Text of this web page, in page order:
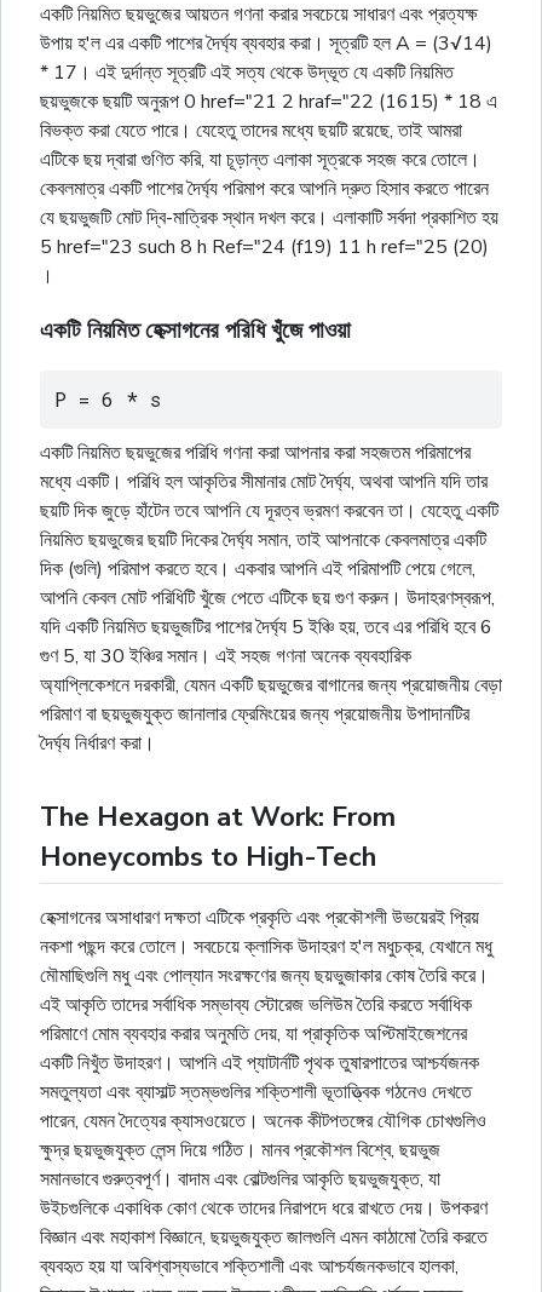
একটি নিয়মিত ছয়ভুজের আয়তন গণনা করার সবচেয়ে সাধারণ এবং প্রত্যক্ষ
উপায় হ'ল এর একটি পাশের দৈর্ঘ্য ব্যবহার করা। সূত্রটি হল A = (3√14)
* 17। এই দুর্দান্ত সূত্রটি এই সত্য থেকে উদ্ভূত যে একটি নিয়মিত
ছয়ভুজকে ছয়টি অনুরূপ 0 href="21 2 hraf="22 (1615) * 18 এ
বিভক্ত করা যেতে পারে। যেহেতু তাদের মধ্যে ছয়টি রয়েছে, তাই আমরা
এটিকে ছয় দ্বারা গুণিত করি, যা চূড়ান্ত এলাকা সূত্রকে সহজ করে তোলে।
কেবলমাত্র একটি পাশের দৈর্ঘ্য পরিমাপ করে আপনি দ্রুত হিসাব করতে পারেন
যে ছয়ভুজটি মোট দ্বি-মাত্রিক স্থান দখল করে। এলাকাটি সর্বদা প্রকাশিত হয়
5 href="23 such 8 h Ref="24 (f19) 11 h ref="25 (20)
।
একটি নিয়মিত হেক্সাগনের পরিধি খুঁজে পাওয়া
P = 6 * s
একটি নিয়মিত ছয়ভুজের পরিধি গণনা করা আপনার করা সহজতম পরিমাপের
মধ্যে একটি। পরিধি হল আকৃতির সীমানার মোট দৈর্ঘ্য, অথবা আপনি যদি তার
ছয়টি দিক জুড়ে হাঁটেন তবে আপনি যে দূরত্ব ভ্রমণ করবেন তা। যেহেতু একটি
নিয়মিত ছয়ভুজের ছয়টি দিকের দৈর্ঘ্য সমান, তাই আপনাকে কেবলমাত্র একটি
দিক (গুলি) পরিমাপ করতে হবে। একবার আপনি এই পরিমাপটি পেয়ে গেলে,
আপনি কেবল মোট পরিধিটি খুঁজে পেতে এটিকে ছয় গুণ করুন। উদাহরণস্বরূপ,
যদি একটি নিয়মিত ছয়ভুজটির পাশের দৈর্ঘ্য 5 ইঞ্চি হয়, তবে এর পরিধি হবে 6
গুণ 5, যা 30 ইঞ্চির সমান। এই সহজ গণনা অনেক ব্যবহারিক
অ্যাপ্লিকেশনে দরকারী, যেমন একটি ছয়ভুজের বাগানের জন্য প্রয়োজনীয় বেড়া
পরিমাণ বা ছয়ভুজযুক্ত জানালার ফ্রেমিংয়ের জন্য প্রয়োজনীয় উপাদানটির
দৈর্ঘ্য নির্ধারণ করা।
The Hexagon at Work: From
Honeycombs to High-Tech
হেক্সাগনের অসাধারণ দক্ষতা এটিকে প্রকৃতি এবং প্রকৌশলী উভয়েরই প্রিয়
নকশা পছন্দ করে তোলে। সবচেয়ে ক্লাসিক উদাহরণ হ'ল মধুচক্র, যেখানে মধু
মৌমাছিগুলি মধু এবং পোল্যান সংরক্ষণের জন্য ছয়ভুজাকার কোষ তৈরি করে।
এই আকৃতি তাদের সর্বাধিক সম্ভাব্য স্টোরেজ ভলিউম তৈরি করতে সর্বাধিক
পরিমাণে মোম ব্যবহার করার অনুমতি দেয়, যা প্রাকৃতিক অপ্টিমাইজেশনের
একটি নিখুঁত উদাহরণ। আপনি এই প্যাটার্নটি পৃথক তুষারপাতের আশ্চর্যজনক
সমতুল্যতা এবং ব্যাসাল্ট স্তম্ভগুলির শক্তিশালী ভূতাত্ত্বিক গঠনেও দেখতে
পারেন, যেমন দৈত্যের ক্যাসওয়েতে। অনেক কীটপতঙ্গের যৌগিক চোখগুলিও
ক্ষুদ্র ছয়ভুজযুক্ত লেন্স দিয়ে গঠিত। মানব প্রকৌশল বিশ্বে, ছয়ভুজ
সমানভাবে গুরুত্বপূর্ণ। বাদাম এবং বোল্টগুলির আকৃতি ছয়ভুজযুক্ত, যা
উইচগুলিকে একাধিক কোণ থেকে তাদের নিরাপদে ধরে রাখতে দেয়। উপকরণ
বিজ্ঞান এবং মহাকাশ বিজ্ঞানে, ছয়ভুজযুক্ত জালগুলি এমন কাঠামো তৈরি করতে
ব্যবহৃত হয় যা অবিশ্বাস্যভাবে শক্তিশালী এবং আশ্চর্যজনকভাবে হালকা,